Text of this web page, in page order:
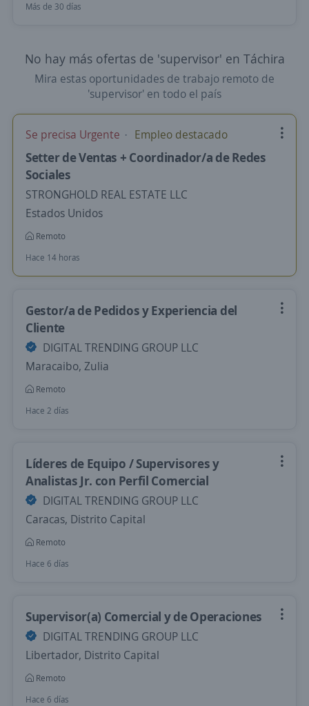
Más de 30 días
No hay más ofertas de 'supervisor' en Táchira
Mira estas oportunidades de trabajo remoto de
'supervisor' en todo el país
Se precisa Urgente Empleo destacado
Setter de Ventas + Coordinador/a de Redes
Sociales
STRONGHOLD REAL ESTATE LLC
Estados Unidos
Remoto
Hace 14 horas
Gestor/a de Pedidos y Experiencia del
Cliente
DIGITAL TRENDING GROUP LLC
Maracaibo, Zulia
Remoto
Hace 2 días
Líderes de Equipo / Supervisores y
Analistas Jr. con Perfil Comercial
DIGITAL TRENDING GROUP LLC
Caracas, Distrito Capital
Remoto
Hace 6 días
Supervisor(a) Comercial y de Operaciones
DIGITAL TRENDING GROUP LLC
Libertador, Distrito Capital
Remoto
Hace 6 días